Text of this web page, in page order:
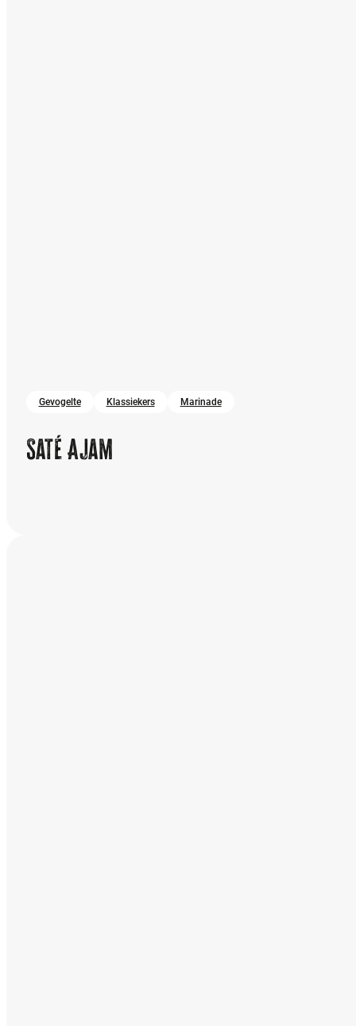
Gevogelte Klassiekers Marinade
Saté Ajam